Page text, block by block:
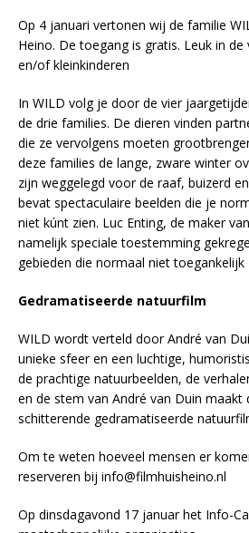
Op 4 januari vertonen wij de familie
Heino. De toegang is gratis. Leuk in
en/of kleinkinderen
In WILD volg je door de vier
de drie families. De dieren vinden
die ze vervolgens moeten
deze families de lange, zware winter
zijn weggelegd voor de raaf, buizerd
bevat spectaculaire beelden die je
niet kúnt zien. Luc Enting, de maker
namelijk speciale toestemming
gebieden die normaal niet toegankelijk
Gedramatiseerde natuurfilm
WILD wordt verteld door André van
unieke sfeer en een luchtige,
de prachtige natuurbeelden, de
en de stem van André van Duin maakt
schitterende gedramatiseerde
Om te weten hoeveel mensen er
reserveren bij info@filmhuisheino.nl
Op dinsdagavond 17 januar het Info-